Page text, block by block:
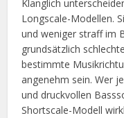
Klanglich
Longscale-Modellen.
und weniger straff im
grundsätzlich
bestimmte
angenehm sein. Wer
und druckvollen
Shortscale-Modell